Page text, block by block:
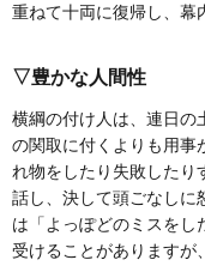
重ねて十両に復帰し、幕
▽豊かな人間性
横綱の付け人は、連日の
の関取に付くよりも用事
れ物をしたり失敗したり
話し、決して頭ごなしに
は「よっぽどのミスをし
受けることがありますが